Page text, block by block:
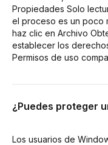
Propiedades Solo
el proceso es un poco
haz clic en Archivo
establecer los
Permisos de uso
¿Puedes proteger
Los usuarios de